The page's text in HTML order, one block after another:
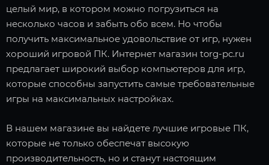
целый мир, в котором можно погрузиться на
несколько часов и забыть обо всем. Но чтобы
получить максимальное удовольствие от игр, нужен
хороший игровой ПК. Интернет магазин torg-pc.ru
предлагает широкий выбор компьютеров для игр,
которые способны запустить самые требовательные
игры на максимальных настройках.
В нашем магазине вы найдете лучшие игровые ПК,
которые не только обеспечат высокую
производительность, но и станут настоящим